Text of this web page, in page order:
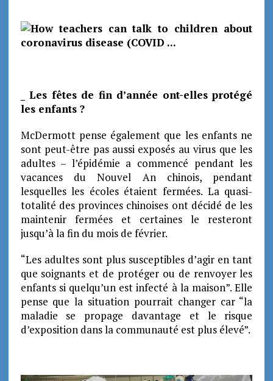
_ Les fêtes de fin d’année ont-elles protégé
les enfants ?
McDermott pense également que les enfants ne
sont peut-être pas aussi exposés au virus que les
adultes – l’épidémie a commencé pendant les
vacances du Nouvel An chinois, pendant
lesquelles les écoles étaient fermées. La quasi-
totalité des provinces chinoises ont décidé de les
maintenir fermées et certaines le resteront
jusqu’à la fin du mois de février.
“Les adultes sont plus susceptibles d’agir en tant
que soignants et de protéger ou de renvoyer les
enfants si quelqu’un est infecté à la maison”. Elle
pense que la situation pourrait changer car “la
maladie se propage davantage et le risque
d’exposition dans la communauté est plus élevé”.